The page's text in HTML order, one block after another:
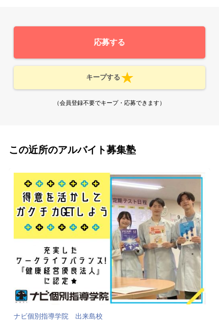
応募する
キープする
（会員登録不要でキープ・応募できます）
この近所のアルバイト募集塾
ナビ個別指導学院 出来島校